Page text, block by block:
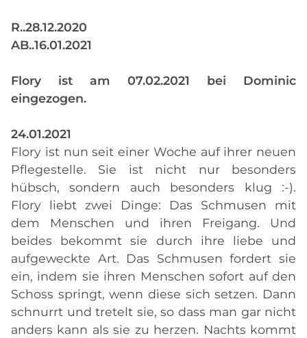
R..28.12.2020
AB..16.01.2021
Flory ist am 07.02.2021 bei Dominic
eingezogen.
24.01.2021
Flory ist nun seit einer Woche auf ihrer neuen
Pflegestelle. Sie ist nicht nur besonders
hübsch, sondern auch besonders klug :-).
Flory liebt zwei Dinge: Das Schmusen mit
dem Menschen und ihren Freigang. Und
beides bekommt sie durch ihre liebe und
aufgeweckte Art. Das Schmusen fordert sie
ein, indem sie ihren Menschen sofort auf den
Schoss springt, wenn diese sich setzen. Dann
schnurrt und tretelt sie, so dass man gar nicht
anders kann als sie zu herzen. Nachts kommt